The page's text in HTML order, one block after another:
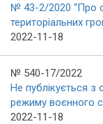
№ 43-2/2020 “Про
територіальних
2022-11-18
№ 540-17/2022
Не публікується
режиму воєнного
2022-11-18